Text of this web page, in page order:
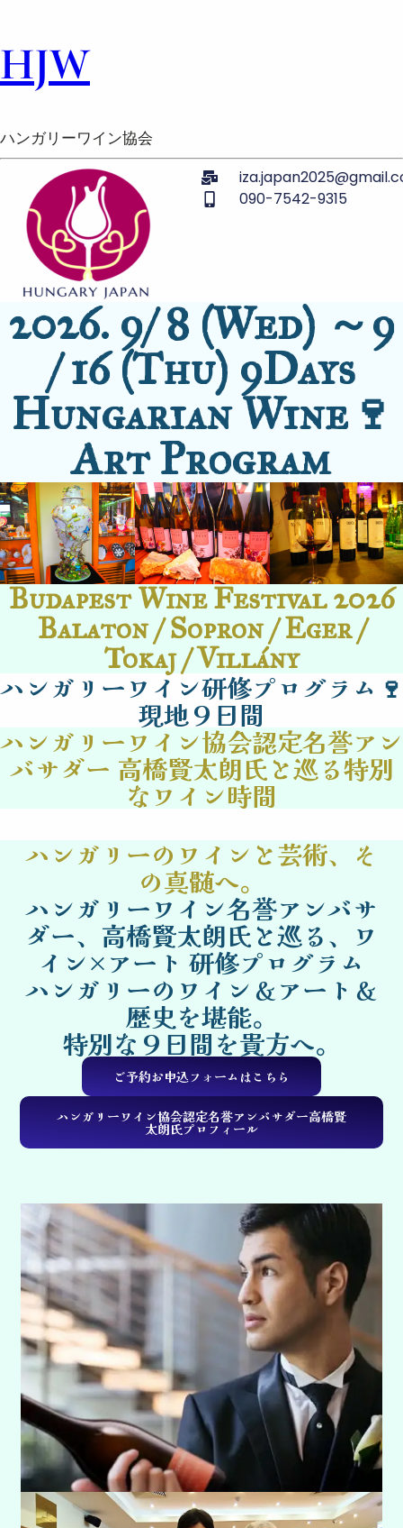
HJW
ハンガリーワイン協会
090-7542-9315
2026. 9/ 8 (Wed) ～9
/ 16 (Thu) 9Days
Hungarian Wine🍷
Art Program
Budapest Wine Festival 2026
Balaton / Sopron / Eger /
Tokaj / Villány
ハンガリーワイン研修プログラム🍷
現地９日間
ハンガリーワイン協会認定名誉アン
バサダー 高橋賢太朗氏と巡る特別
なワイン時間
ハンガリーのワインと芸術、そ
の真髄へ。
ハンガリーワイン名誉アンバサ
ダー、高橋賢太朗氏と巡る、ワ
イン×アート 研修プログラム
ハンガリーのワイン＆アート＆
歴史を堪能。
特別な９日間を貴方へ。
ご予約お申込フォームはこちら
ハンガリーワイン協会認定名誉アンバサダー高橋賢
太朗氏プロフィール